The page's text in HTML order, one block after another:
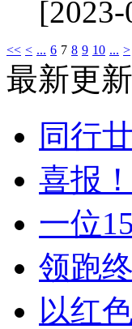
<< < ... 6 7 8 9 10 ... >
最新更新
同行
喜报
一位
领跑
以红